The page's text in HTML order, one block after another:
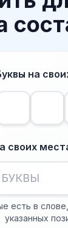
на
своих
есть в
указанных